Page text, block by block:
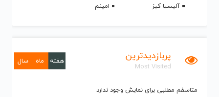
آلیسیا کیز
امینم
پربازدیدترین
Most Visited
هفته ماه سال
متاسفم مطلبی برای نمایش وجود ندارد